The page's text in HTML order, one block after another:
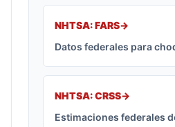
NHTSA: FARS->
Datos federales para
NHTSA: CRSS->
Estimaciones federales